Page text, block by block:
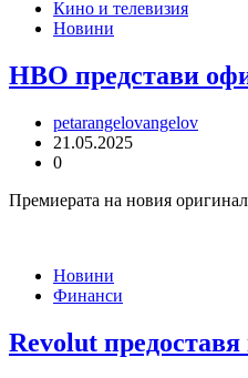
Кино и телевизия
Новини
HBO представи
petarangelovangelov
21.05.2025
0
Премиерата на новия
Новини
Финанси
Revolut